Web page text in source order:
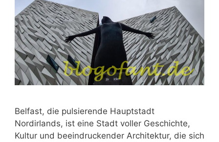
Belfast, die pulsierende Hauptstadt
Nordirlands, ist eine Stadt voller Geschichte,
Kultur und beeindruckender Architektur, die sich